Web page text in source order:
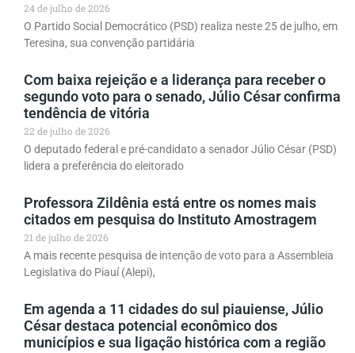
24 de julho de 2026
O Partido Social Democrático (PSD) realiza neste 25 de julho, em
Teresina, sua convenção partidária
Com baixa rejeição e a liderança para receber o
segundo voto para o senado, Júlio César confirma
tendência de vitória
22 de julho de 2026
O deputado federal e pré-candidato a senador Júlio César (PSD)
lidera a preferência do eleitorado
Professora Zildênia está entre os nomes mais
citados em pesquisa do Instituto Amostragem
21 de julho de 2026
A mais recente pesquisa de intenção de voto para a Assembleia
Legislativa do Piauí (Alepi),
Em agenda a 11 cidades do sul piauiense, Júlio
César destaca potencial econômico dos
municípios e sua ligação histórica com a região